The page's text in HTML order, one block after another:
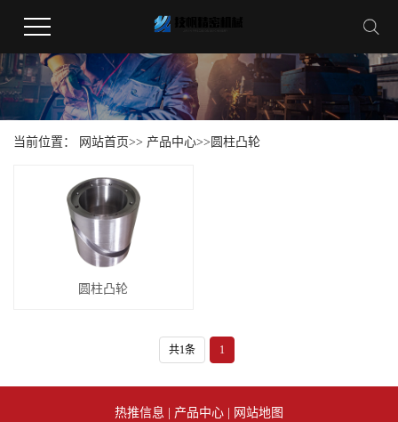
当前位置： 网站首页>> 产品中心>> 圆柱凸轮
圆柱凸轮
共1条 1
热推信息 | 产品中心 | 网站地图